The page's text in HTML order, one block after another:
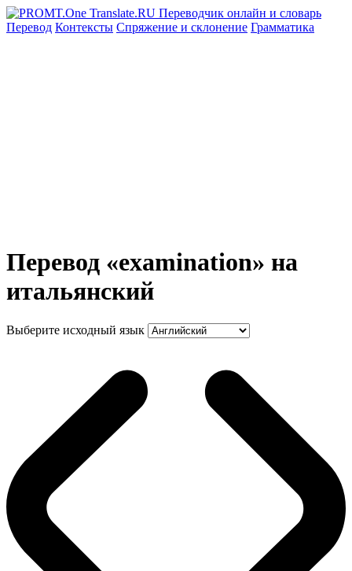
Перевод Контексты Спряжение и склонение Грамматика
Перевод «examination» на
итальянский
Выберите исходный язык